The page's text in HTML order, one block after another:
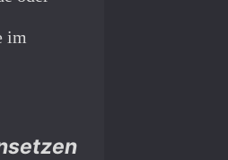
im